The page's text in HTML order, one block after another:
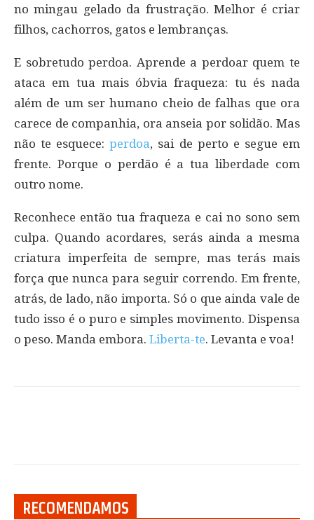
no mingau gelado da frustração. Melhor é criar
filhos, cachorros, gatos e lembranças.
E sobretudo perdoa. Aprende a perdoar quem te
ataca em tua mais óbvia fraqueza: tu és nada
além de um ser humano cheio de falhas que ora
carece de companhia, ora anseia por solidão. Mas
não te esquece:perdoa, sai de perto e segue em
frente. Porque o perdão é a tua liberdade com
outro nome.
Reconhece então tua fraqueza e cai no sono sem
culpa. Quando acordares, serás ainda a mesma
criatura imperfeita de sempre, mas terás mais
força que nunca para seguir correndo. Em frente,
atrás, de lado, não importa. Só o que ainda vale de
tudo isso é o puro e simples movimento. Dispensa
o peso. Manda embora. Liberta-te. Levanta e voa!
RECOMENDAMOS